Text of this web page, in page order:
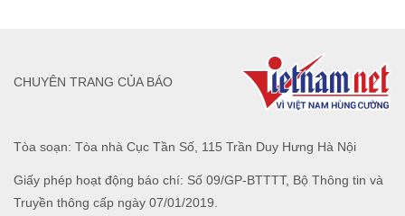
Tòa soạn: Tòa nhà Cục Tần Số, 115 Trần Duy Hưng Hà Nội
Giấy phép hoạt động báo chí: Số 09/GP-BTTTT, Bộ Thông tin và
Truyền thông cấp ngày 07/01/2019.
CHUYÊN TRANG CỦA BÁO